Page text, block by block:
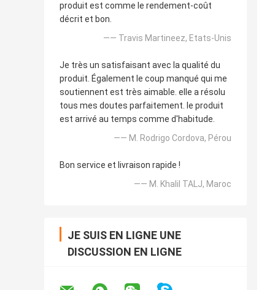
produit est comme le rendement-coût
décrit et bon.
—— Travis Martineez, Etats-Unis
Je très un satisfaisant avec la qualité du
produit. Également le coup manqué qui me
soutiennent est très aimable. elle a résolu
tous mes doutes parfaitement. le produit
est arrivé au temps comme d'habitude.
—— M. Rodrigo Cordova, Pérou
Bon service et livraison rapide !
—— M. Khalil TALJ, Maroc
JE SUIS EN LIGNE UNE
DISCUSSION EN LIGNE